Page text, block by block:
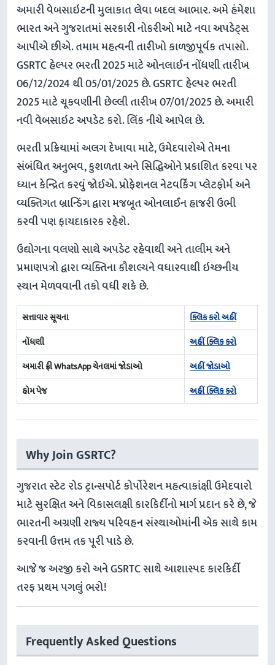
અમારી વેબસાઇટની મુલાકાત લેવા બદલ આભાર. અમે હંમેશા
ભારત અને ગુજરાતમાં સરકારી નોકરીઓ માટે નવા અપડેટ્સ
આપીએ છીએ. તમામ મહત્વની તારીખો કાળજીપૂર્વક તપાસો.
GSRTC હેલ્પર ભરતી 2025 માટે ઓનલાઈન નોંધણી તારીખ
06/12/2024 થી 05/01/2025 છે. GSRTC હેલ્પર ભરતી
2025 માટે ચૂકવણીની છેલ્લી તારીખ 07/01/2025 છે. અમારી
નવી વેબસાઇટ અપડેટ કરો. લિંક નીચે આપેલ છે.
ભરતી પ્રક્રિયામાં અલગ દેખાવા માટે, ઉમેદવારોએ તેમના
સંબંધિત અનુભવ, કુશળતા અને સિદ્ધિઓને પ્રકાશિત કરવા પર
ધ્યાન કેન્દ્રિત કરવું જોઈએ. પ્રોફેશનલ નેટવર્કિંગ પ્લેટફોર્મ અને
વ્યક્તિગત બ્રાન્ડિંગ દ્વારા મજબૂત ઓનલાઈન હાજરી ઉભી
કરવી પણ ફાયદાકારક રહેશે.
ઉદ્યોગના વલણો સાથે અપડેટ રહેવાથી અને તાલીમ અને
પ્રમાણપત્રો દ્વારા વ્યક્તિના કૌશલ્યને વધારવાથી ઇચ્છનીય
સ્થાન મેળવવાની તકો વધી શકે છે.
સત્તાવાર સૂચના
ક્લિક કરો અહીં
નોંધણી
અહીં ક્લિક કરો
અમારી ફ્રી WhatsApp ચેનલમાં જોડાઓ
અહીં જોડાઓ
હોમ પેજ
અહીં ક્લિક કરો
Why Join GSRTC?
ગુજરાત સ્ટેટ રોડ ટ્રાન્સપોર્ટ કોર્પોરેશન મહત્વાકાંક્ષી ઉમેદવારો
માટે સુરક્ષિત અને વિકાસલક્ષી કારકિર્દીનો માર્ગ પ્રદાન કરે છે, જે
ભારતની અગ્રણી રાજ્ય પરિવહન સંસ્થાઓમાંની એક સાથે કામ
કરવાની ઉત્તમ તક પૂરી પાડે છે.
આજે જ અરજી કરો અને GSRTC સાથે આશાસ્પદ કારકિર્દી
તરફ પ્રથમ પગલું ભરો!
Frequently Asked Questions